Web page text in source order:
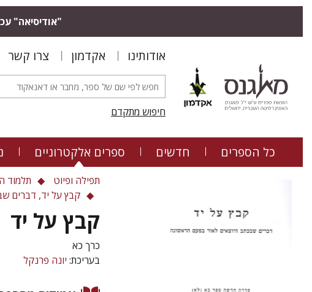
"אודיסיאה"
אודותינו אקדמון צרו קשר
חיפוש מתקדם
כל הספרים חדשים ספרים אלקטרוניים
תפילה ופיוט תלמוד
קבץ על יד, דברים
קבץ על יד
כרך כא
בעריכת: יונה פרנקל